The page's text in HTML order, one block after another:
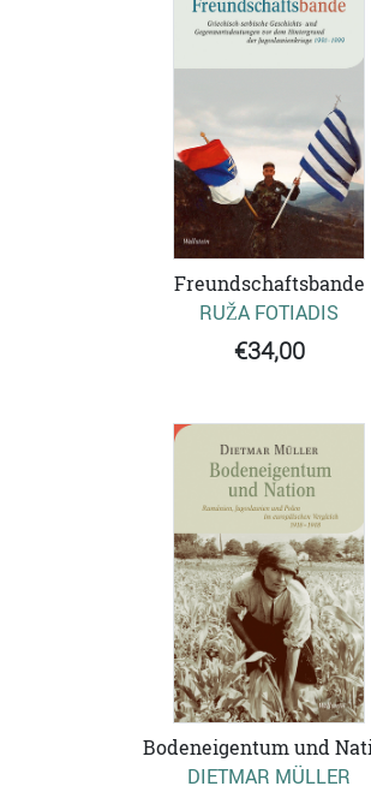
Freundschaftsbande
RUŽA FOTIADIS
€34,00
Bodeneigentum und
DIETMAR MÜLLER